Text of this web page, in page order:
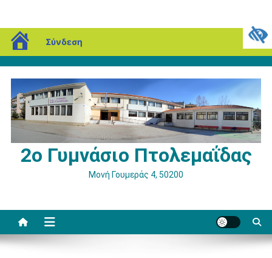
blogs.sch.gr
Σύνδεση
Μεταπηδήστε
στο
περιεχόμενο
2ο Γυμνάσιο Πτολεμαΐδας
Μονή Γουμεράς 4, 50200